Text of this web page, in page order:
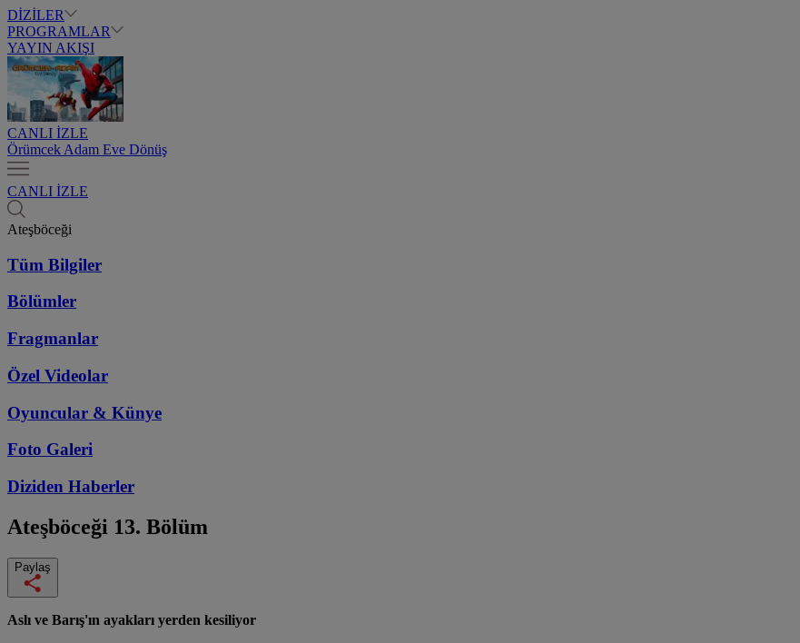
DİZİLER
PROGRAMLAR
YAYIN AKIŞI
CANLI İZLE
Örümcek Adam Eve Dönüş
CANLI İZLE
Ateşböceği
Tüm Bilgiler
Bölümler
Fragmanlar
Özel Videolar
Oyuncular & Künye
Foto Galeri
Diziden Haberler
Ateşböceği 13. Bölüm
Paylaş
Aslı ve Barış'ın ayakları yerden kesiliyor